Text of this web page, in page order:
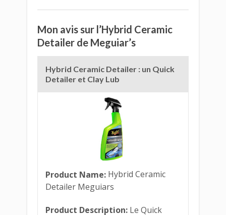
Mon avis sur l’Hybrid Ceramic
Detailer de Meguiar’s
Hybrid Ceramic Detailer : un Quick
Detailer et Clay Lub
Product Name: Hybrid Ceramic
Detailer Meguiars
Product Description: Le Quick